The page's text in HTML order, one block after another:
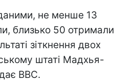
не менше 13
близько 50 отримали
зіткнення двох
штаті Мадхья-
ВВС.